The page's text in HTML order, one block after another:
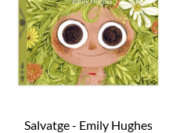
Salvatge - Emily Hughes